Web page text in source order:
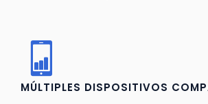
MÚLTIPLES DISPOSITIVOS